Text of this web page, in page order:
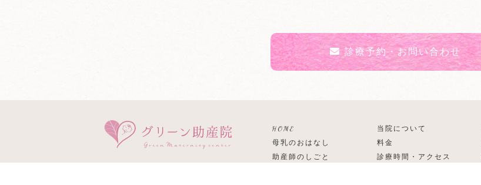
診療予約・お問い合わせ
HOME 当院について
母乳のおはなし
料金
助産師のしごと
診療時間・アクセス